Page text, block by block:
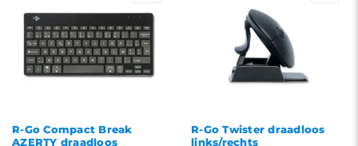
R-Go Compact Break
AZERTY draadloos
R-Go Twister draadloos
links/rechts